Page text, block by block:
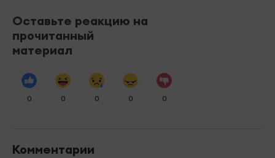
Оставьте реакцию на
прочитанный
материал
0 0 0 0 0
Комментарии